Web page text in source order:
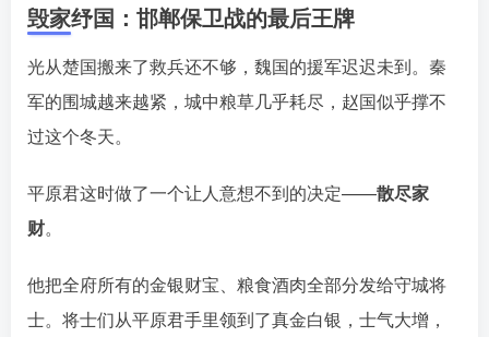
毁家纾国：邯郸保卫战的最后王牌
光从楚国搬来了救兵还不够，魏国的援军迟迟未到。秦
军的围城越来越紧，城中粮草几乎耗尽，赵国似乎撑不
过这个冬天。󠄹󠅀󠄪󠄢󠄡󠄦󠄞󠄧󠄣󠄞󠄢󠄡󠄦󠄞󠄡󠄩󠅬󠅅󠅃󠄵󠅂󠄪󠅗󠅥󠅕󠅣󠅤󠅬󠅄󠄹󠄽󠄵󠄪󠄢󠄠󠄢󠄦󠄝󠄠󠄨󠄝󠄠󠄨󠄐󠄠󠄨󠄪󠄥󠄤󠄪󠄤󠄣󠅬󠅨󠅙󠅑󠅟󠅗󠅒󠄞󠅓󠅟󠅝󠄐󠇕󠆠󠅿󠇖󠆄󠆩󠇕󠅿󠆈󠇗󠆭󠆁󠄐󠇗󠅹󠅸󠇖󠆍󠅳󠇖󠅹󠅰󠇖󠆌󠅹
平原君这时做了一个让人意想不到的决定——散尽家
财。
他把全府所有的金银财宝、粮食酒肉全部分发给守城将
士。将士们从平原君手里领到了真金白银，士气大增，